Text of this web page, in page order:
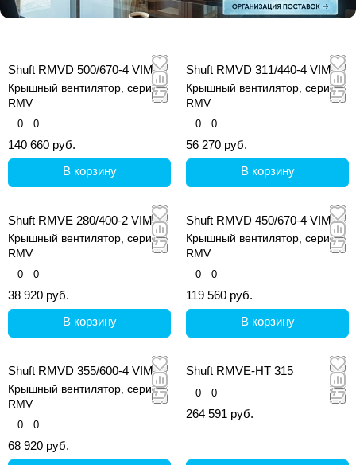
Shuft RMVD 500/670-4 VIM
Крышный вентилятор, серия
RMV
0 0
140 660 руб.
В корзину
Shuft RMVD 311/440-4 VIM
Крышный вентилятор, серия
RMV
0 0
56 270 руб.
В корзину
Shuft RMVE 280/400-2 VIM
Крышный вентилятор, серия
RMV
0 0
38 920 руб.
В корзину
Shuft RMVD 450/670-4 VIM
Крышный вентилятор, серия
RMV
0 0
119 560 руб.
В корзину
Shuft RMVD 355/600-4 VIM
Крышный вентилятор, серия
RMV
0 0
68 920 руб.
Shuft RMVE-HT 315
0 0
264 591 руб.